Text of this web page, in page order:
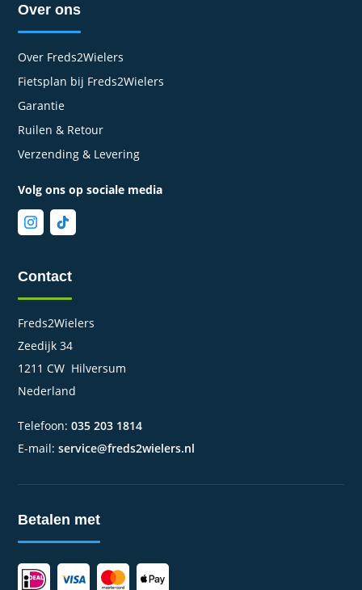
Over ons
Over Freds2Wielers
Fietsplan bij Freds2Wielers
Garantie
Ruilen & Retour
Verzending & Levering
Volg ons op sociale media
Contact
Freds2Wielers
Zeedijk 34
1211 CW Hilversum
Nederland
Telefoon:035 203 1814
E-mail:service@freds2wielers.nl
Betalen met